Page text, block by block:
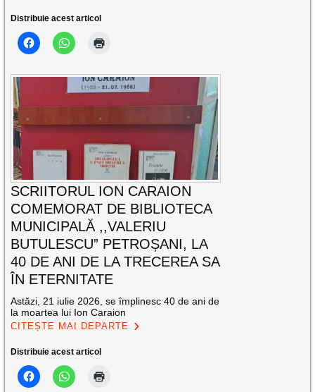
Distribuie acest articol
SCRIITORUL ION CARAION
COMEMORAT DE BIBLIOTECA
MUNICIPALĂ ,,VALERIU
BUTULESCU” PETROȘANI, LA
40 DE ANI DE LA TRECEREA SA
ÎN ETERNITATE
Astăzi, 21 iulie 2026, se împlinesc 40 de ani de
la moartea lui Ion Caraion
CITEȘTE MAI DEPARTE
Distribuie acest articol